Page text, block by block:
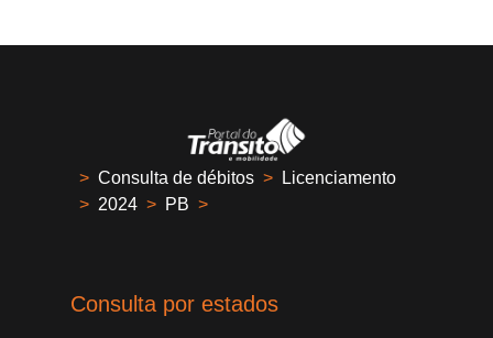
> Consulta de débitos >
Licenciamento
> 2024 > PB >
Consulta por estados